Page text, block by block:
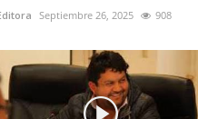
Septiembre 26, 2025 908